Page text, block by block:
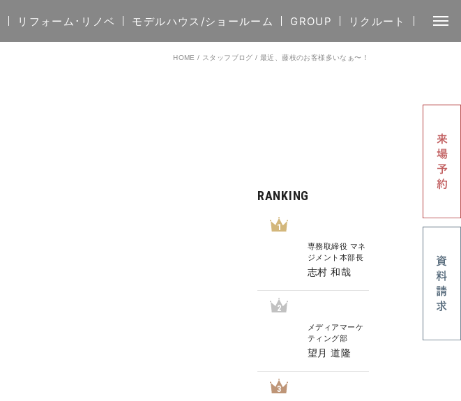
リフォーム･リノベ モデルハウス/ショールーム GROUP リクルート
HOME / スタッフブログ / 最近、藤枝のお客様多いなぁ〜！
RANKING
1
専務取締役 マネ
ジメント本部長
志村 和哉
2
メディアマーケ
ティング部
望月 道隆
3